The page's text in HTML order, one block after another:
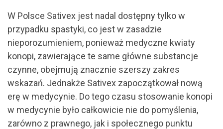
W Polsce Sativex jest nadal dostępny tylko w
przypadku spastyki, co jest w zasadzie
nieporozumieniem, ponieważ medyczne kwiaty
konopi, zawierające te same główne substancje
czynne, obejmują znacznie szerszy zakres
wskazań. Jednakże Sativex zapoczątkował nową
erę w medycynie. Do tego czasu stosowanie konopi
w medycynie było całkowicie nie do pomyślenia,
zarówno z prawnego, jak i społecznego punktu